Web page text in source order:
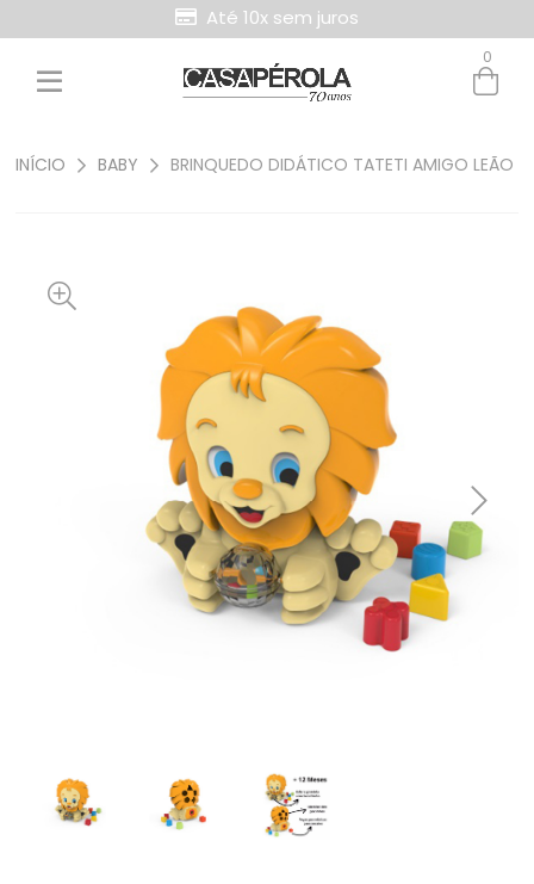
Até 10x sem juros
0
INÍCIO BABY BRINQUEDO DIDÁTICO TATETI AMIGO LEÃO